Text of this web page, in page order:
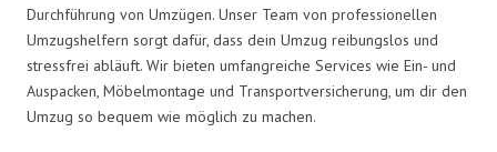
Durchführung von Umzügen. Unser Team von professionellen
Umzugshelfern sorgt dafür, dass dein Umzug reibungslos und
stressfrei abläuft. Wir bieten umfangreiche Services wie Ein- und
Auspacken, Möbelmontage und Transportversicherung, um dir den
Umzug so bequem wie möglich zu machen.